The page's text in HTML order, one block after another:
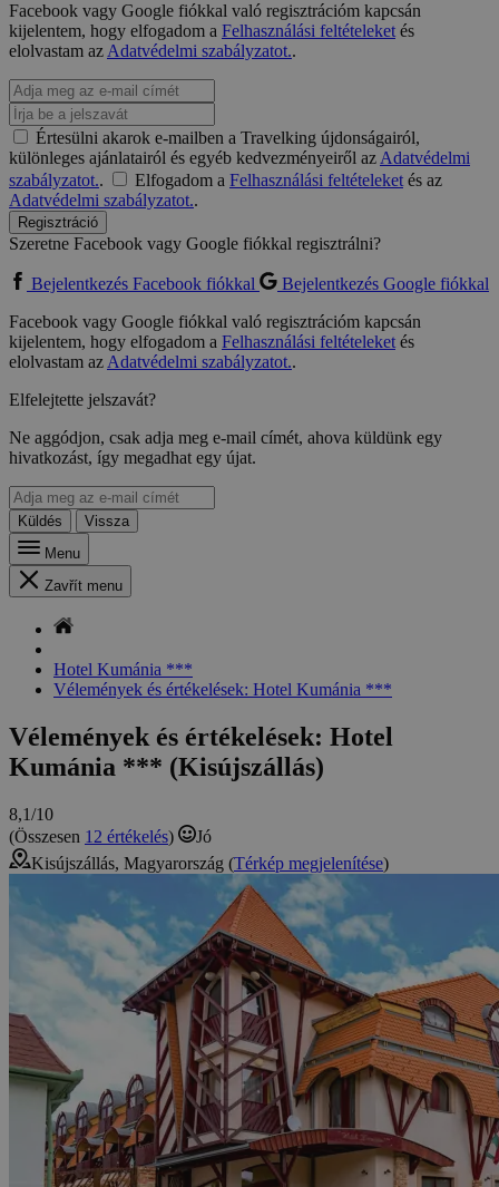
Facebook vagy Google fiókkal való regisztrációm kapcsán
kijelentem, hogy elfogadom a Felhasználási feltételeketés
elolvastam azAdatvédelmi szabályzatot..
Értesülni akarok e-mailben a Travelking újdonságairól,
különleges ajánlatairól és egyéb kedvezményeiről azAdatvédelmi
szabályzatot.. Elfogadom a Felhasználási feltételeketés az
Adatvédelmi szabályzatot..
Regisztráció
Szeretne Facebook vagy Google fiókkal regisztrálni?
Bejelentkezés Facebook fiókkal
Bejelentkezés Google fiókkal
Facebook vagy Google fiókkal való regisztrációm kapcsán
kijelentem, hogy elfogadom a Felhasználási feltételeketés
elolvastam azAdatvédelmi szabályzatot..
Elfelejtette jelszavát?
Ne aggódjon, csak adja meg e-mail címét, ahova küldünk egy
hivatkozást, így megadhat egy újat.
Küldés
Vissza
Menu
Zavřít menu
Hotel Kumánia ***
Vélemények és értékelések: Hotel Kumánia ***
Vélemények és értékelések: Hotel
Kumánia *** (Kisújszállás)
8,1/10
(Összesen 12 értékelés)
Jó
Kisújszállás, Magyarország (Térkép megjelenítése)